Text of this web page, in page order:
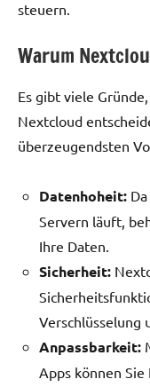
steuern.
Warum
Es gibt viele
Nextcloud
überzeugendsten
Datenhoheit:
Servern läuft,
Ihre Daten.
Sicherheit:
Verschlüsselung
Anpassbarkeit:
Apps können